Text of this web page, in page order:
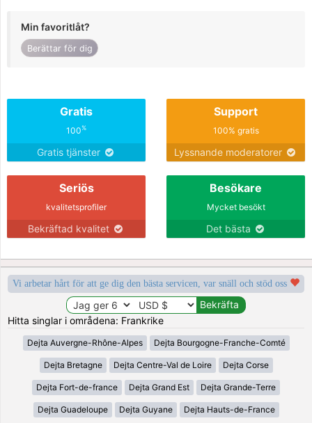
Min favoritlåt?
Berättar för dig
Gratis
100%
Gratis tjänster
Support
100% gratis
Lyssnande moderatorer
Seriös
kvalitetsprofiler
Bekräftad kvalitet
Besökare
Mycket besökt
Det bästa
Vi arbetar hårt för att ge dig den bästa servicen, var snäll och stöd oss
Hitta singlar i områdena: Frankrike
Dejta Auvergne-Rhône-Alpes Dejta Bourgogne-Franche-Comté
Dejta Bretagne Dejta Centre-Val de Loire Dejta Corse
Dejta Fort-de-france Dejta Grand Est Dejta Grande-Terre
Dejta Guadeloupe Dejta Guyane Dejta Hauts-de-France